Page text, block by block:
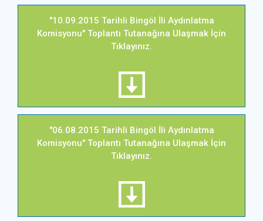
"10.09.2015 Tarihli Bingöl İli Aydınlatma
Komisyonu" Toplantı Tutanağına Ulaşmak İçin
Tıklayınız.
"06.08.2015 Tarihli Bingöl İli Aydınlatma
Komisyonu" Toplantı Tutanağına Ulaşmak İçin
Tıklayınız.